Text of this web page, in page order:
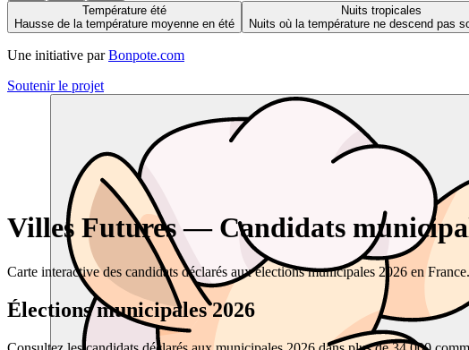
Température été
Hausse de la température moyenne en été
Nuits tropicales
Nuits où la température ne descend pas
Une initiative par Bonpote.com
Soutenir le projet
Villes Futures — Candidats
Carte interactive des candidats déclarés aux élections municipales 2026 en
Élections municipales 2026